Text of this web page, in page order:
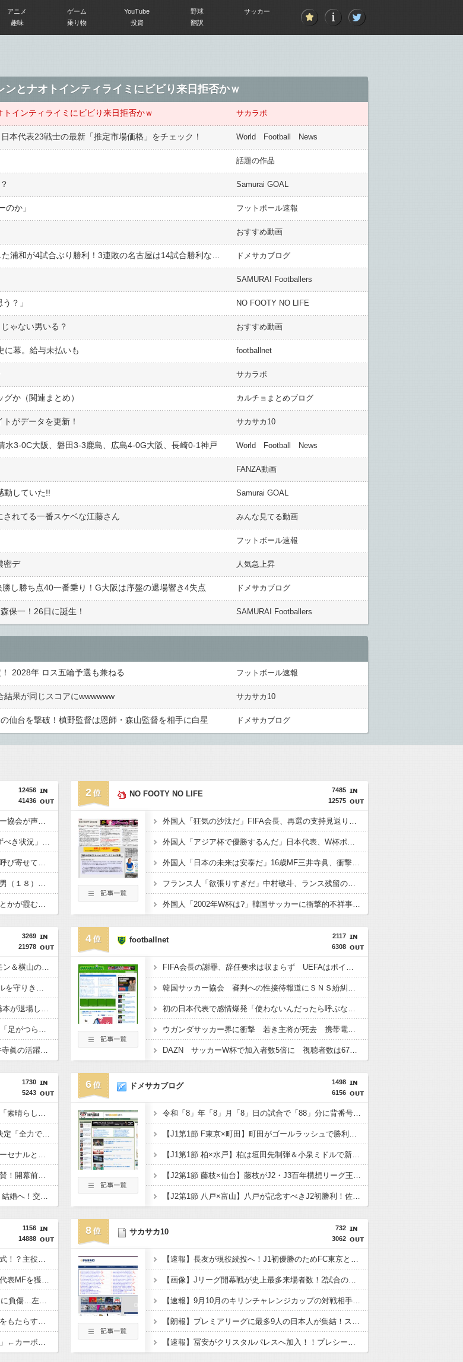
アニメ ゲーム YouTube 野球
サッカー
趣味 乗り物 投資 翻訳
とナオトインティライミにビビり来日拒否かｗ
インティライミにビビり来日拒否かｗ サカラボ
代表23戦士の最新「推定市場価格」をチェック！ World Football News
話題の作品
Samurai GOAL
か」 フットボール速報
おすすめ動画
ドメサカブログ
SAMURAI Footballers
？」 NO FOOTY NO LIFE
ゃない男いる？ おすすめ動画
幕。給与未払いも footballnet
サカラボ
か（関連まとめ） カルチョまとめブログ
がデータを更新！ サカサカ10
3-0C大阪、磐田3-3鹿島、広島4-0G大阪、長崎0-1神戸 World Football News
FANZA動画
動していた!! Samurai GOAL
れてる一番スケベな江藤さん みんな見てる動画
フットボール速報
密デ 人気急上昇
し勝ち点40一番乗り！G大阪は序盤の退場響き4失点 ドメサカブログ
保一！26日に誕生！ SAMURAI Footballers
2028年 ロス五輪予選も兼ねる フットボール速報
結果が同じスコアにwwwwww サカサカ10
仙台を撃破！槙野監督は恩師・森山監督を相手に白星 ドメサカブログ
12456
41436
【悲報】審判への性接待疑惑…大韓サッカー協会が声明「現在は一切発生していない」←これｗｗｗｗ
韓国現地メディア「4強神話も疑われる恥ずべき状況」←これｗｗｗｗｗ
ズラタンと話していたアンリが、ポグバを呼び寄せて一言。???? ????️「偉大な選手2人の輪に加わっていい。ただし、まだ俺たちのレベルじゃないから床に座れ。」
【面白】深夜のコインランドリーに全裸の男（１８） 「ストレス発散したかった」→これｗｗｗｗｗｗ
【朗報】日本サッカー界に新星誕生！塩貝とかが霞むレベルで凄いｗｗｗｗｗ
2
7485
12575
NO FOOTY NO LIFE
外国人「狂気の沙汰だ」FIFA会長、再選の支持見返りにモロッコへ2030年W杯決勝の開催を打診か！海外から批判殺到！【海外の反応】
外国人「アジア杯で優勝するんだ」日本代表、W杯ポット1入りに現実味!?2030大会で出場枠「64」なら追い風に！アメリカ人もポット1争いに熱視線！【海外の反応】
外国人「日本の未来は安泰だ」16歳MF三井寺眞、衝撃ゴール！久保建英超え歴代2位の記録！3得点に絡む活躍で海外絶賛！【海外の反応】
フランス人「欲張りすぎだ」中村敬斗、ランス残留の可能性を会長が示唆！移籍金が交渉の壁に..現地サポの本音がこれ！【海外の反応】
外国人「2002年W杯は?」韓国サッカーに衝撃的不祥事！W杯予選でレフリーへの性的接待発覚！海外騒然！【海外の反応】
3269
21978
◆Ｊ１◆1節 C大阪×岡山 岡山先制もソロモン＆横山のゴールでC大阪が逆転勝利！
◆Ｊ１◆1節 福岡×神戸 神戸、大迫のゴールを守りきり白星発進！
◆Ｊ１◆1節 FC東京×町田 FC東京先制も橋本が退場し大量5失点！1節最下位発進
◆Jリーグ◆鹿島に逆転負けの横浜FW谷村「足がつらなかったら勝てていた」
◆悲報◆鹿島DF広瀬陸斗さん、横浜の三井寺眞の活躍に「鹿島の若手の方が凄いんだからね！」してしまう????
4
2117
6308
footballnet
FIFA会長の謝罪、辞任要求は収まらず UEFAはボイコットの方針維持
韓国サッカー協会 審判への性接待報道にＳＮＳ紛糾「徹底追及」「２００２年はどうなの？」
初の日本代表で感情爆発「使わないんだったら呼ぶな！」 涙ながらに訴え「俺を何で選んだんだ？」ストライカーの意地
ウガンダサッカー界に衝撃 若き主将が死去 携帯電話強盗に抵抗した末に石で滅多打ち… 国民が怒り「リーダーを失った」
DAZN サッカーW杯で加入者数5倍に 視聴者数は6700万人 総視聴数も4億超え
1730
5243
仏代表、デシャン監督は涙のラストゲーム「素晴らしい冒険だった」 来週にもジダン新監督が就任へ
浦和退団のMF安部裕葵、J2今治に加入が決定「全力で頑張ります」（関連まとめ）
チェルシー、英代表ロジャーズ獲得へ！アーセナルとの争奪戦を制す 移籍金は英国人史上最高額の1億1700万ポンド（約256億円）
元ブラジル代表カカ、48チーム制W杯を絶賛！開幕前の不安を一蹴「多すぎると思っていたが退屈な試合は一つもなかった」
日本代表DF板倉滉、女優の川口春奈さんと結婚へ！交際１年、W杯を終え決断（関連まとめ）
6
1498
6156
ドメサカブログ
令和「8」年「8」月「8」日の試合で「88」分に背番号「8」サンフレッチェ広島MF川村拓夢がゴール
【J1第1節 F東京×町田】町田がゴールラッシュで勝利しJ1で初の開幕白星！新加入・明本のゴールなど5得点挙げ暫定首位に
【J1第1節 柏×水戸】柏は垣田先制弾＆小泉ミドルで新シーズンを白星スタート！後半に水戸の追い上げを許すも逃げ切る
【J2第1節 藤枝×仙台】藤枝がJ2・J3百年構想リーグ王者の仙台を撃破！槙野監督は恩師・森山監督を相手に白星
【J2第1節 八戸×富山】八戸が記念すべきJ2初勝利！佐藤祐太の無回転ミドル＆ドライブシュートで富山を破る
1156
14888
【画像】本田圭佑「これ、堂安さんの結婚式！？主役、誰？」
チェルシー、姉妹クラブからアルゼンチン代表MFを獲得！ 7年契約を締結
C大阪MF柴山昌也、トレーニングマッチ中に負傷…左ひざ複合じん帯損傷と診断
「ロイヤル・アントワープに高額な移籍金をもたらす可能性のある選手の一人だ」
「世界一になる気がないのは他の国に失礼」←カーボベルデ見ても同じこと言えるのか？
8
732
3062
サカサカ10
【速報】長友が現役続投へ！J1初優勝のためFC東京と再契約
【画像】Jリーグ開幕戦が史上最多来場者数！2試合の試合結果が同じスコアにwwwwww
【速報】9月10月のキリンチャレンジカップの対戦相手がこちら！W杯出場国と対戦へ
【朗報】プレミアリーグに最多9人の日本人が集結！スタメン出場の選手は意外と少なそう？
【速報】冨安がクリスタルパレスへ加入！！プレシーズン参加から本契約へ！